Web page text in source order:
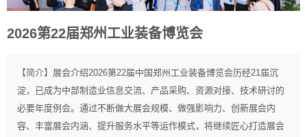
2026第22届郑州工业装备博览会
【简介】 展会介绍2026第22届中国郑州工业装备博览会历经21届沉
淀，已成为中部制造业信息交流、产品采购、资源对接、技术研讨的
必要年度例会。通过不断做大展会规模、做强影响力、创新展会内
容、丰富展会内涵、提升服务水平等运作模式，将继续匠心打造展会